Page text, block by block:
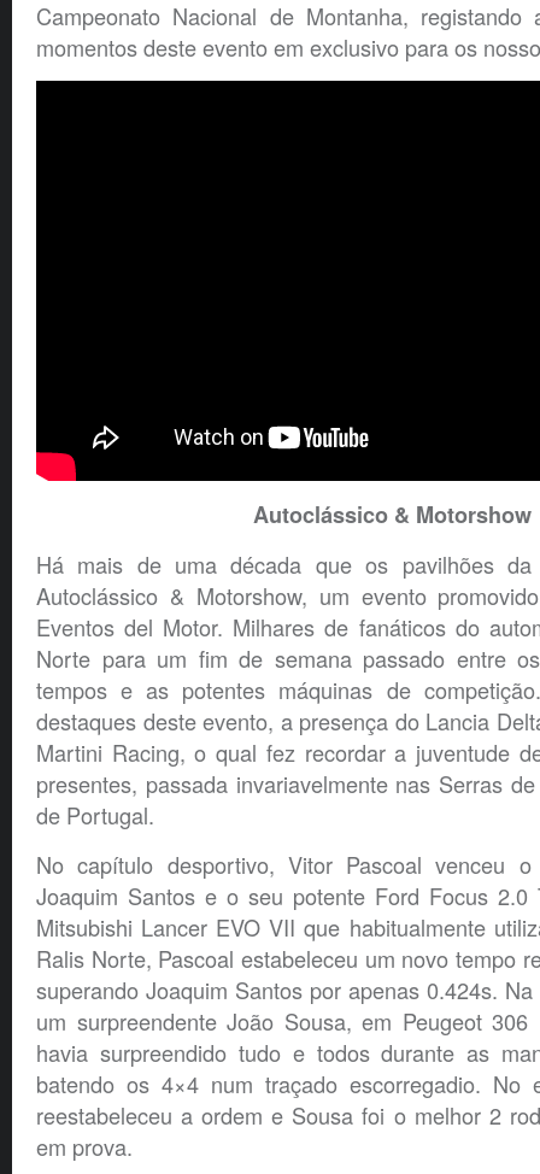
Campeonato Nacional de Montanha, registando
momentos deste evento em exclusivo para os
Autoclássico & Motorshow
Há mais de uma década que os pavilhões da
Autoclássico & Motorshow, um evento
Eventos del Motor. Milhares de fanáticos do
Norte para um fim de semana passado entre
tempos e as potentes máquinas de
destaques deste evento, a presença do Lancia
Martini Racing, o qual fez recordar a juventude
presentes, passada invariavelmente nas Serras
de Portugal.
No capítulo desportivo, Vitor Pascoal venceu o
Joaquim Santos e o seu potente Ford Focus 2.0
Mitsubishi Lancer EVO VII que habitualmente
Ralis Norte, Pascoal estabeleceu um novo tempo
superando Joaquim Santos por apenas 0.424s.
um surpreendente João Sousa, em Peugeot
havia surpreendido tudo e todos durante as
batendo os 4×4 num traçado escorregadio. No
reestabeleceu a ordem e Sousa foi o melhor 2
em prova.